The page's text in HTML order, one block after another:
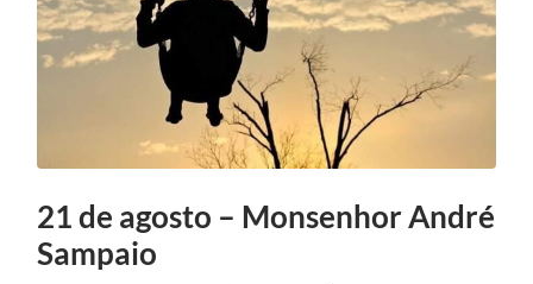
21 de agosto – Monsenhor André
Sampaio